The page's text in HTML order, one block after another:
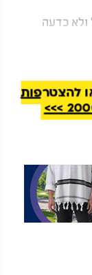
כדעה
שהארון
היומי
י’ - ט’
להצטרפות